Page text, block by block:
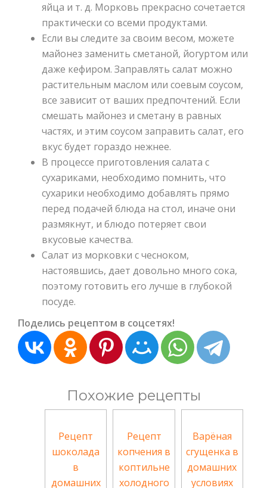
яйца и т. д. Морковь прекрасно сочетается
практически со всеми продуктами.
Если вы следите за своим весом, можете
майонез заменить сметаной, йогуртом или
даже кефиром. Заправлять салат можно
растительным маслом или соевым соусом,
все зависит от ваших предпочтений. Если
смешать майонез и сметану в равных
частях, и этим соусом заправить салат, его
вкус будет гораздо нежнее.
В процессе приготовления салата с
сухариками, необходимо помнить, что
сухарики необходимо добавлять прямо
перед подачей блюда на стол, иначе они
размякнут, и блюдо потеряет свои
вкусовые качества.
Салат из морковки с чесноком,
настоявшись, дает довольно много сока,
поэтому готовить его лучше в глубокой
посуде.
Поделись рецептом в соцсетях!
Похожие рецепты
Рецепт
шоколада
в
домашних
Рецепт
копчения в
коптильне
холодного
Варёная
сгущенка в
домашних
условиях